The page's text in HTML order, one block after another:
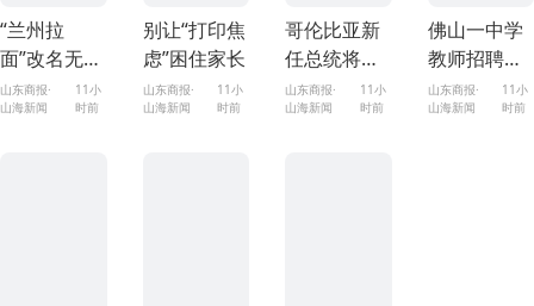
“兰州拉
面”改名无关
地域争议，
只是一个品
山东商报·
山海新闻
11小
时前
别让“打印焦
虑”困住家长
山东商报·
山海新闻
11小
时前
哥伦比亚新
任总统将就
职
山东商报·
山海新闻
11小
时前
佛山一中学
教师招聘笔
试前13名被
淘汰，官方
山东商报·
山海新闻
11小
时前